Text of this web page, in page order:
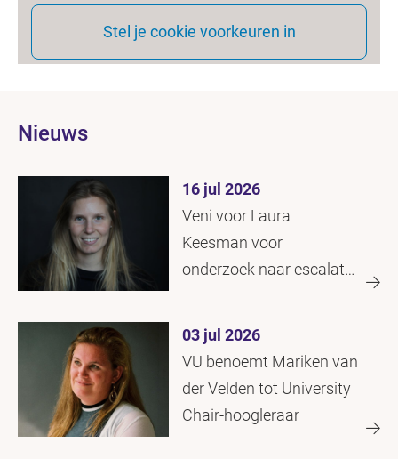
Stel je cookie voorkeuren in
Nieuws
16 jul 2026
Veni voor Laura
Keesman voor
onderzoek naar escalatie
03 jul 2026
VU benoemt Mariken van
der Velden tot University
Chair-hoogleraar